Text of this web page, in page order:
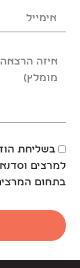
בשליחת
למרצים
בתחום